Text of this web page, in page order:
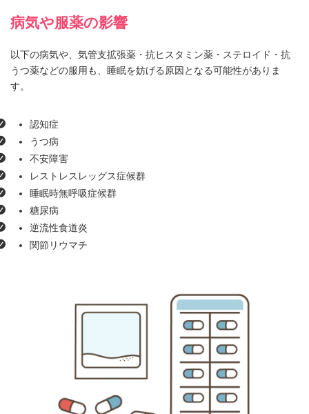
病気や服薬の影響
以下の病気や、気管支拡張薬・抗ヒスタミン薬・ステロイド・抗
うつ薬などの服用も、睡眠を妨げる原因となる可能性がありま
す。
認知症
うつ病
不安障害
レストレスレッグス症候群
睡眠時無呼吸症候群
糖尿病
逆流性食道炎
関節リウマチ